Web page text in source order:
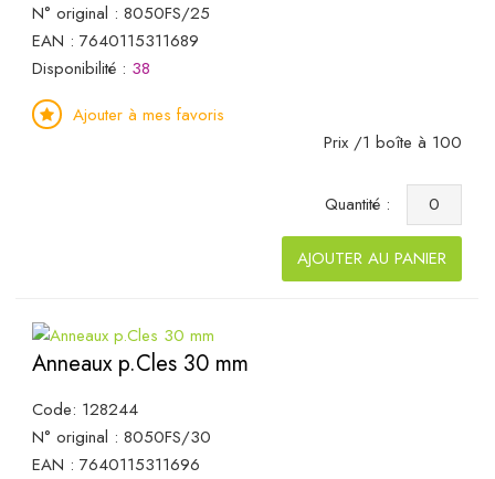
N° original : 8050FS/25
EAN : 7640115311689
Disponibilité : 38
Ajouter à mes favoris
Prix /1 boîte à 100
Quantité :
AJOUTER AU PANIER
Anneaux p.Cles 30 mm
Code: 128244
N° original : 8050FS/30
EAN : 7640115311696